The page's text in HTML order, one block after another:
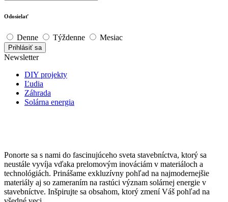
Odosielať
Denne Týždenne Mesiac
Newsletter
DIY projekty
Ľudia
Záhrada
Solárna energia
Ponorte sa s nami do fascinujúceho sveta stavebníctva, ktorý sa
neustále vyvíja vďaka prelomovým inováciám v materiáloch a
technológiách. Prinášame exkluzívny pohľad na najmodernejšie
materiály aj so zameraním na rastúci význam solárnej energie v
stavebníctve. Inšpirujte sa obsahom, ktorý zmení Váš pohľad na